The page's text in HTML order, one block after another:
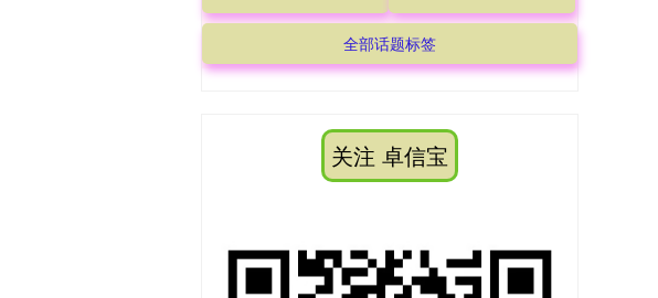
全部话题标签
关注 卓信宝